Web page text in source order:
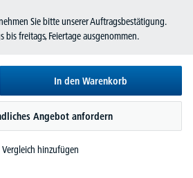
Sie bitte unserer Auftragsbestätigung.
freitags, Feiertage ausgenommen.
In den Warenkorb
Angebot anfordern
hinzufügen